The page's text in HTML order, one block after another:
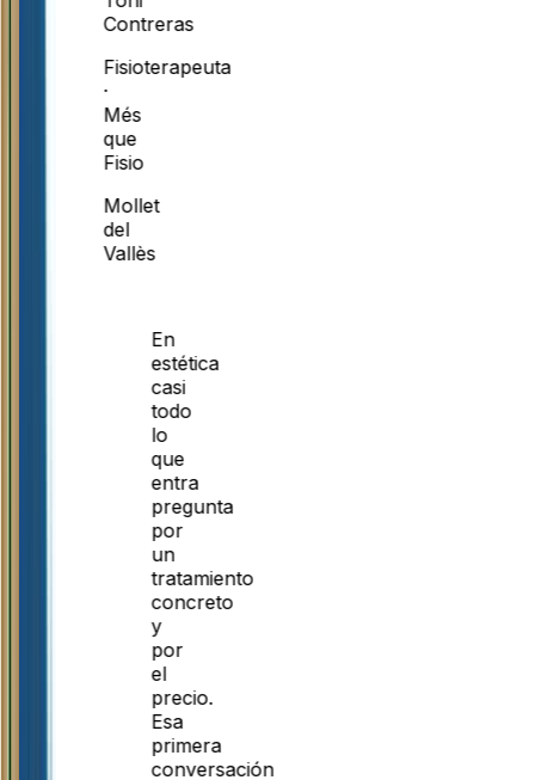
Contreras
Fisioterapeuta
·
Més
que
Fisio
Mollet
del
Vallès
En
estética
casi
todo
lo
que
entra
pregunta
por
un
tratamiento
concreto
y
por
el
precio.
Esa
primera
conversación